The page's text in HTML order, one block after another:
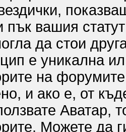
вашия
да стои
е уникална
на
и ако е, от
Аватар,
Можете да